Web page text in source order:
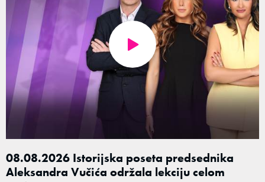
08.08.2026 Istorijska poseta predsednika
Aleksandra Vučića održala lekciju celom